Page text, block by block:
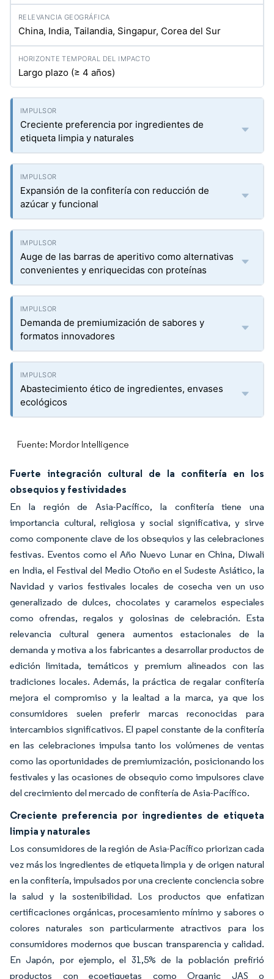
China, India, Tailandia, Singapur, Corea del Sur
Largo plazo (≥ 4 años)
Creciente preferencia por ingredientes de
etiqueta limpia y naturales
Expansión de la confitería con reducción de
azúcar y funcional
Auge de las barras de aperitivo como alternativas
convenientes y enriquecidas con proteínas
Demanda de premiumización de sabores y
formatos innovadores
Abastecimiento ético de ingredientes, envases
ecológicos
Fuente: Mordor Intelligence
Fuerte integración cultural de la confitería en los
obsequios y festividades
En la región de Asia-Pacífico, la confitería tiene una
importancia cultural, religiosa y social significativa, y sirve
como componente clave de los obsequios y las celebraciones
festivas. Eventos como el Año Nuevo Lunar en China, Diwali
en India, el Festival del Medio Otoño en el Sudeste Asiático, la
Navidad y varios festivales locales de cosecha ven un uso
generalizado de dulces, chocolates y caramelos especiales
como ofrendas, regalos y golosinas de celebración. Esta
relevancia cultural genera aumentos estacionales de la
demanda y motiva a los fabricantes a desarrollar productos de
edición limitada, temáticos y premium alineados con las
tradiciones locales. Además, la práctica de regalar confitería
mejora el compromiso y la lealtad a la marca, ya que los
consumidores suelen preferir marcas reconocidas para
intercambios significativos. El papel constante de la confitería
en las celebraciones impulsa tanto los volúmenes de ventas
como las oportunidades de premiumización, posicionando los
festivales y las ocasiones de obsequio como impulsores clave
del crecimiento del mercado de confitería de Asia-Pacífico.
Creciente preferencia por ingredientes de etiqueta
limpia y naturales
Los consumidores de la región de Asia-Pacífico priorizan cada
vez más los ingredientes de etiqueta limpia y de origen natural
en la confitería, impulsados por una creciente conciencia sobre
la salud y la sostenibilidad. Los productos que enfatizan
certificaciones orgánicas, procesamiento mínimo y sabores o
colores naturales son particularmente atractivos para los
consumidores modernos que buscan transparencia y calidad.
En Japón, por ejemplo, el 31,5% de la población prefirió
productos con ecoetiquetas como Organic JAS o